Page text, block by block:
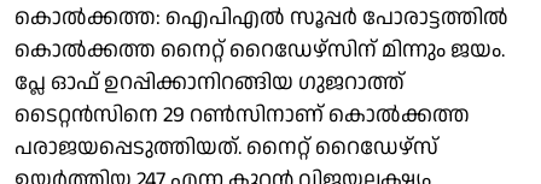
കൊല്‍ക്കത്ത: ഐപിഎൽ സൂപ്പർ പോരാട്ടത്തിൽ
കൊൽക്കത്ത നൈറ്റ് റൈഡേഴ്സിന് മിന്നും ജയം.
പ്ലേ ഓഫ് ഉറപ്പിക്കാനിറങ്ങിയ ഗുജറാത്ത്
ടൈറ്റന്‍സിനെ 29 റൺസിനാണ് കൊൽക്കത്ത
പരാജയപ്പെടുത്തിയത്. നൈറ്റ് റൈഡേഴ്സ്